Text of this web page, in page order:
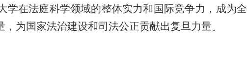
在法庭科学领域的整体实力和国际竞争力，成为全
为国家法治建设和司法公正贡献出复旦力量。